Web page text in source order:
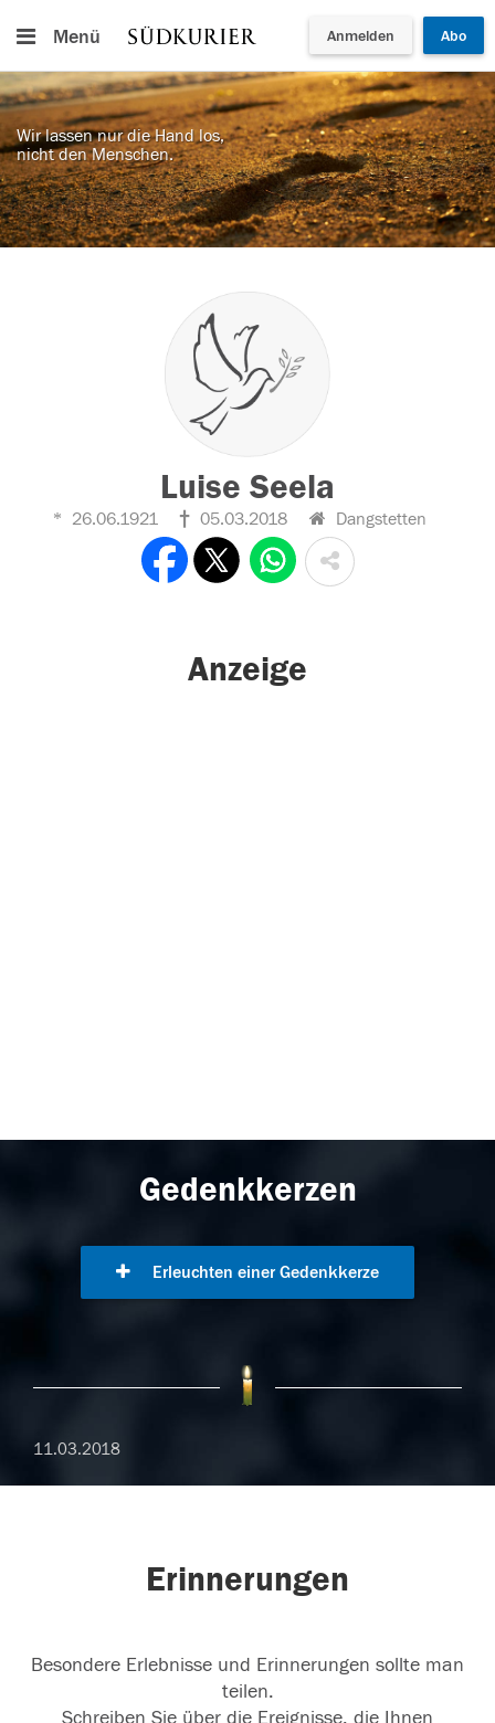
Menü Anmelden Abo
Wir lassen nur die Hand los,
nicht den Menschen.
Luise Seela
26.06.1921 05.03.2018 Dangstetten
Anzeige
Gedenkkerzen
Erleuchten einer Gedenkkerze
11.03.2018
Erinnerungen
Besondere Erlebnisse und Erinnerungen sollte man
teilen.
Schreiben Sie über die Ereignisse, die Ihnen